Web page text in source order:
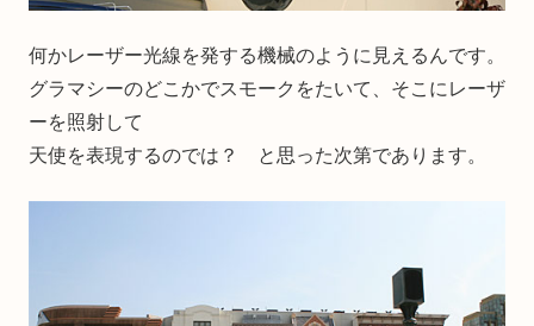
何かレーザー光線を発する機械のように見えるんです。
グラマシーのどこかでスモークをたいて、そこにレーザ
ーを照射して
天使を表現するのでは？ と思った次第であります。